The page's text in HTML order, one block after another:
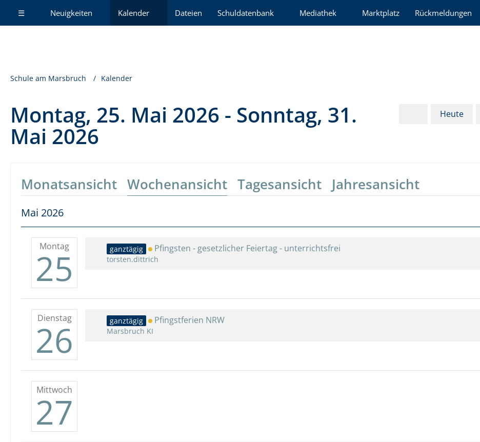
☰ Neuigkeiten Kalender Dateien Schuldatenbank Mediathek Marktplatz Rückmeldungen
Schule am Marsbruch Kalender
Montag, 25. Mai 2026 - Sonntag, 31.
Mai 2026
Heute
Monatsansicht Wochenansicht Tagesansicht Jahresansicht
Mai 2026
Montag
25 ganztägig Pfingsten - gesetzlicher Feiertag - unterrichtsfrei
torsten.dittrich
Dienstag
26 ganztägig Pfingstferien NRW
Marsbruch KI
Mittwoch
27